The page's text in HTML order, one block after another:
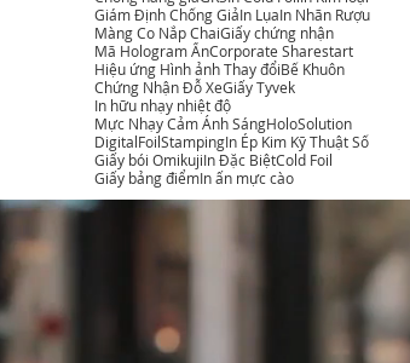
Giám Định Chống GiảIn LụaIn Nhãn Rượu
Màng Co Nắp ChaiGiấy chứng nhận
Mã Hologram ẨnCorporate Sharestart
Hiệu ứng Hình ảnh Thay đổiBế Khuôn
Chứng Nhận Đỗ XeGiấy Tyvek
In hữu nhạy nhiệt độ
Mực Nhạy Cảm Ánh SángHoloSolution
DigitalFoilStampingIn Ép Kim Kỹ Thuật Số
Giấy bói OmikujiIn Đặc BiệtCold Foil
Giấy bảng điểmIn ấn mực cào